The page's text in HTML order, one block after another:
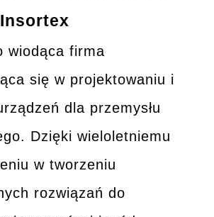
wiodąca firma
się w projektowaniu i
dla przemysłu
Dzięki wieloletniemu
w tworzeniu
rozwiązań do